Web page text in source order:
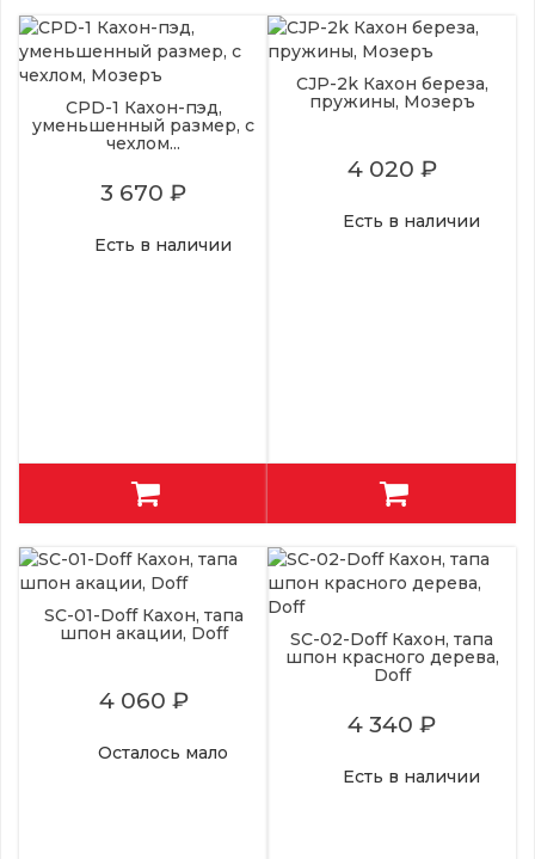
CPD-1 Кахон-пэд,
уменьшенный размер, с
чехлом...
3 670 ₽
Есть в наличии
CJP-2k Кахон береза,
пружины, Мозеръ
4 020 ₽
Есть в наличии
SC-01-Doff Кахон, тапа
шпон акации, Doff
4 060 ₽
Осталось мало
SC-02-Doff Кахон, тапа
шпон красного дерева,
Doff
4 340 ₽
Есть в наличии